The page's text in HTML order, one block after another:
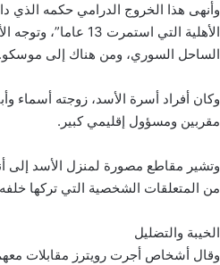
الأهلية التي
الساحل السوري، ومن هناك إلى موسكو.
مقربين ومسؤول إقليمي كبير.
وتشير مقاطع مصورة لمنزل الأسد إلى
من المتعلقات الشخصية التي تركها
الخيبة والتضليل
وقال أشخاص أجرت رويترز مقابلات